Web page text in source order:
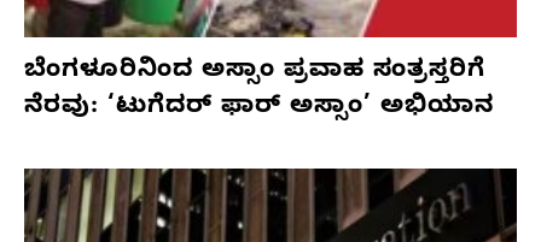
ಬೆಂಗಳೂರಿನಿಂದ ಅಸ್ಸಾಂ ಪ್ರವಾಹ ಸಂತ್ರಸ್ತರಿಗೆ
ನೆರವು: ‘ಟುಗೆದರ್ ಫಾರ್ ಅಸ್ಸಾಂ’ ಅಭಿಯಾನ